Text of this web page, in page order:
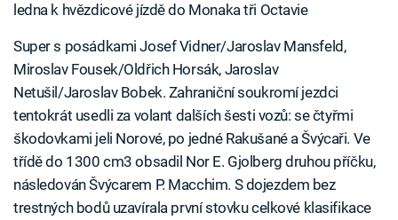
ledna k hvězdicové jízdě do Monaka tři Octavie
Super s posádkami Josef Vidner/Jaroslav Mansfeld,
Miroslav Fousek/Oldřich Horsák, Jaroslav
Netušil/Jaroslav Bobek. Zahraniční soukromí jezdci
tentokrát usedli za volant dalších šesti vozů: se čtyřmi
škodovkami jeli Norové, po jedné Rakušané a Švýcaři. Ve
třídě do 1300 cm3 obsadil Nor E. Gjolberg druhou příčku,
následován Švýcarem P. Macchim. S dojezdem bez
trestných bodů uzavírala první stovku celkové klasifikace